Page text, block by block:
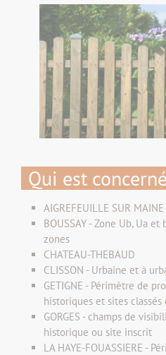
Qui est
AIGREFEUILLE SUR MAINE
BOUSSAY - Zone Ub, Ua
zones
CHATEAU-THEBAUD
CLISSON - Urbaine et à
GETIGNE - Périmètre de
historiques et sites classés
GORGES - champs de
historique ou site inscrit
LA HAYE-FOUASSIERE -